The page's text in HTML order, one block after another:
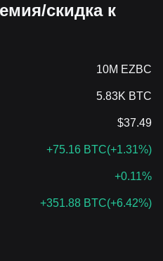
скидка к
10M EZBC
5.83K BTC
$37.49
+75.16 BTC(+1.31%)
+0.11%
+351.88 BTC(+6.42%)